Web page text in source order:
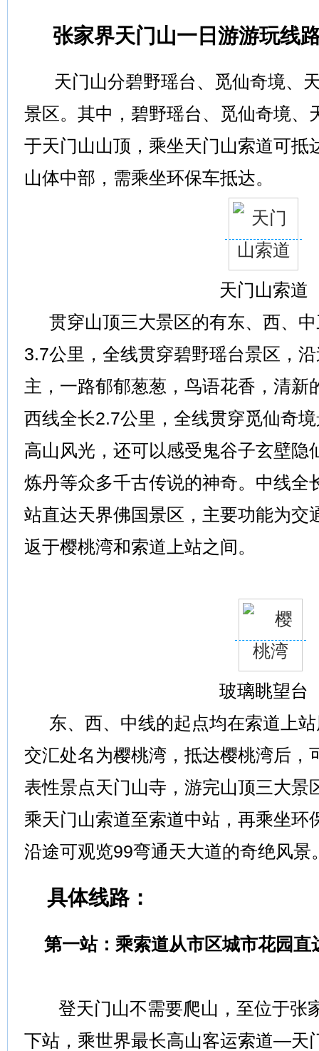
张家界天门山一日游游玩线
天门山分碧野瑶台、觅仙奇境、
景区。其中，碧野瑶台、觅仙奇境、
于天门山山顶，乘坐天门山索道可抵
山体中部，需乘坐环保车抵达。
天门山索道
贯穿山顶三大景区的有东、西、中
3.7公里，全线贯穿碧野瑶台景区，
主，一路郁郁葱葱，鸟语花香，清新
西线全长2.7公里，全线贯穿觅仙奇
高山风光，还可以感受鬼谷子玄壁隐
炼丹等众多千古传说的神奇。中线全
站直达天界佛国景区，主要功能为交
返于樱桃湾和索道上站之间。
玻璃眺望台
东、西、中线的起点均在索道上站
交汇处名为樱桃湾，抵达樱桃湾后，
表性景点天门山寺，游完山顶三大景
乘天门山索道至索道中站，再乘坐环
沿途可观览99弯通天大道的奇绝风景
具体线路：
第一站：乘索道从市区城市花园直
登天门山不需要爬山，至位于张
下站，乘世界最长高山客运索道—天